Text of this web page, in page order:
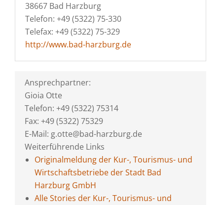
38667 Bad Harzburg
Telefon: +49 (5322) 75-330
Telefax: +49 (5322) 75-329
http://www.bad-harzburg.de
Ansprechpartner:
Gioia Otte
Telefon: +49 (5322) 75314
Fax: +49 (5322) 75329
E-Mail: g.otte@bad-harzburg.de
Weiterführende Links
Originalmeldung der Kur-, Tourismus- und
Wirtschaftsbetriebe der Stadt Bad
Harzburg GmbH
Alle Stories der Kur-, Tourismus- und